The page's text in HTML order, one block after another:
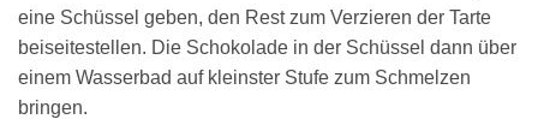
eine Schüssel geben, den Rest zum Verzieren der Tarte
beiseitestellen. Die Schokolade in der Schüssel dann über
einem Wasserbad auf kleinster Stufe zum Schmelzen
bringen.